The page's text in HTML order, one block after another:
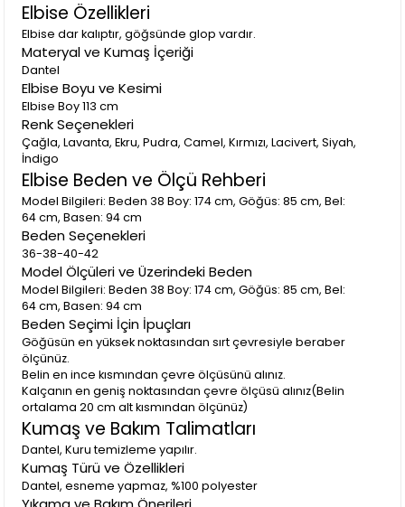
Elbise Özellikleri
Elbise dar kalıptır, göğsünde glop vardır.
Materyal ve Kumaş İçeriği
Dantel
Elbise Boyu ve Kesimi
Elbise Boy 113 cm
Renk Seçenekleri
Çağla, Lavanta, Ekru, Pudra, Camel, Kırmızı, Lacivert, Siyah,
İndigo
Elbise Beden ve Ölçü Rehberi
Model Bilgileri: Beden 38 Boy: 174 cm, Göğüs: 85 cm, Bel:
64 cm, Basen: 94 cm
Beden Seçenekleri
36-38-40-42
Model Ölçüleri ve Üzerindeki Beden
Model Bilgileri: Beden 38 Boy: 174 cm, Göğüs: 85 cm, Bel:
64 cm, Basen: 94 cm
Beden Seçimi İçin İpuçları
Göğüsün en yüksek noktasından sırt çevresiyle beraber
ölçünüz.
Belin en ince kısmından çevre ölçüsünü alınız.
Kalçanın en geniş noktasından çevre ölçüsü alınız(Belin
ortalama 20 cm alt kısmından ölçünüz)
Kumaş ve Bakım Talimatları
Dantel, Kuru temizleme yapılır.
Kumaş Türü ve Özellikleri
Dantel, esneme yapmaz, %100 polyester